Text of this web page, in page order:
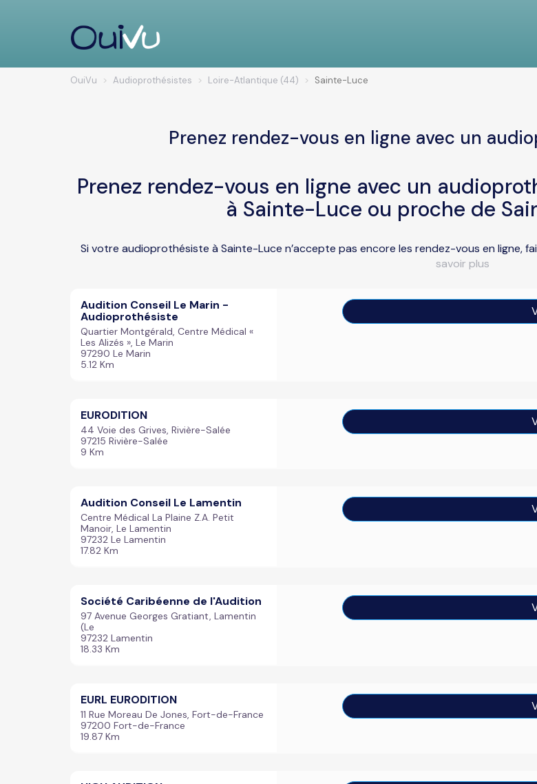
OuiVu Audioprothésistes Loire-Atlantique (44) Sainte-Luce
Prenez rendez-vous en ligne avec un
Prenez rendez-vous en ligne avec un
à Sainte-Luce ou proche de
Si votre audioprothésiste à Sainte-Luce n’accepte pas encore les rendez-vous en ligne,
savoir plus
Audition Conseil Le Marin -
Audioprothésiste
Quartier Montgérald, Centre Médical «
Les Alizés », Le Marin
97290 Le Marin
5.12 Km
EURODITION
44 Voie des Grives, Rivière-Salée
97215 Rivière-Salée
9 Km
Audition Conseil Le Lamentin
Centre Médical La Plaine Z.A. Petit
Manoir, Le Lamentin
97232 Le Lamentin
17.82 Km
Société Caribéenne de l'Audition
97 Avenue Georges Gratiant, Lamentin
(Le
97232 Lamentin
18.33 Km
EURL EURODITION
11 Rue Moreau De Jones, Fort-de-France
97200 Fort-de-France
19.87 Km